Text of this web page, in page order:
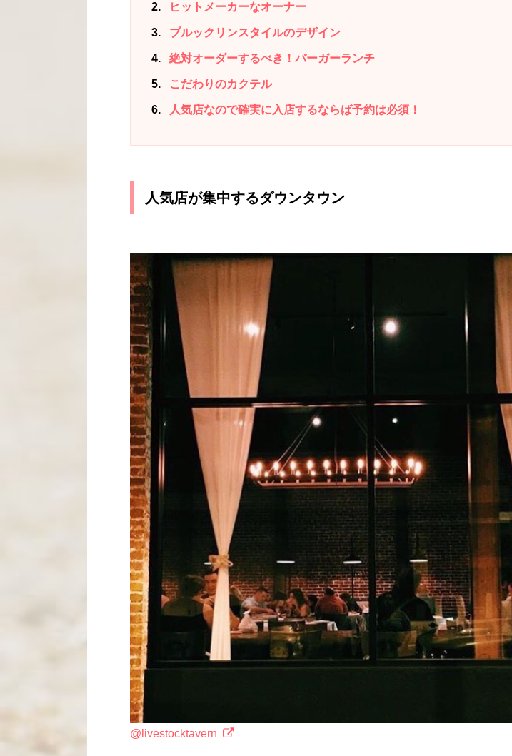
2 ヒットメーカーなオーナー
3 ブルックリンスタイルのデザイン
4 絶対オーダーするべき！バーガーランチ
5 こだわりのカクテル
6 人気店なので確実に入店するならば予約は必須！
人気店が集中するダウンタウン
@livestocktavern